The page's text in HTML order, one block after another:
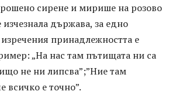
сирене и мирише на розово
изчезнала държава, за едно
принадлежността е
„На нас там пътищата ни са
не ни липсва”;”Ние там
всичко е точно”.